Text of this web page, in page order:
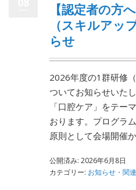
【認定者の方
（スキルアッ
らせ
2026年度の1群研修
ついてお知らせいた
「口腔ケア」をテー
おります。プログラ
原則として会場開催
公開済み: 2026年6月8日
カテゴリー: お知らせ・関